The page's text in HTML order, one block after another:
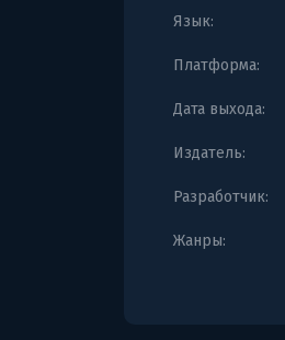
Язык:
Платформа:
Дата выхода:
Издатель:
Разработчик:
Жанры: